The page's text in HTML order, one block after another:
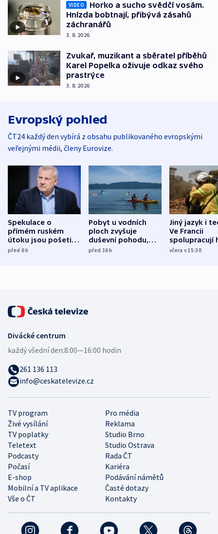
VIDEO
Horko a sucho svědčí vosám.
Hnízda bobtnají, přibývá zásahů
záchranářů
3. 8. 2026
Zvukař, muzikant a sběratel příběhů
Karel Popelka oživuje odkaz svého
prastrýce
3. 8. 2026
Evropský pohled
ČT24 každý den vybírá z obsahu publikovaného evropskými
veřejnými médii, členy Eurovize.
Spekulace o
přímém ruském
útoku jsou pošetilé,
míní estonský
před 6h
Pobyt u vodních
ploch zvyšuje
duševní pohodu,
ukázala
před 16h
Jiný jazyk i
Ve Francii
spolupracují
různých zemí
včera v 15:30
TV program
Pro média
Živé vysílání
Reklama
TV poplatky
Studio Brno
Teletext
Studio Ostrava
Podcasty
Rada ČT
Počasí
Kariéra
E-shop
Podávání námětů
Mobilní a TV aplikace
Časté dotazy
Vše o ČT
Kontakty
Divácké centrum
každý všední den:8:00—16:00 hodin
261 136 113
info@ceskatelevize.cz